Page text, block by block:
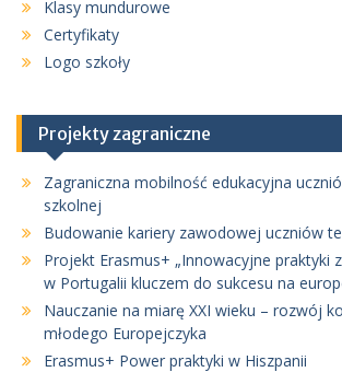
Klasy mundurowe
Certyfikaty
Logo szkoły
Projekty zagraniczne
Zagraniczna mobilność edukacyjna
szkolnej
Budowanie kariery zawodowej uczniów
Projekt Erasmus+ „Innowacyjne praktyki
w Portugalii kluczem do sukcesu na
Nauczanie na miarę XXI wieku – rozwój
młodego Europejczyka
Erasmus+ Power praktyki w Hiszpanii